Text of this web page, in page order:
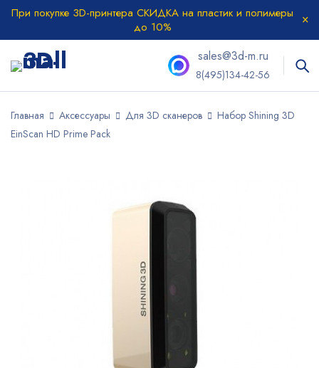
При покупке 3D-принтера СКИДКА на пластик и полимеры
до 10%
sales@3d-m.ru
8(495)134-42-56
Главная Аксессуары Для 3D сканеров
Набор Shining 3D
EinScan HD Prime Pack